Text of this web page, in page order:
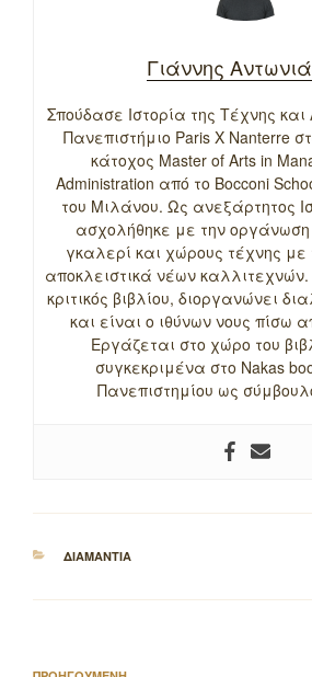
Γιάννης
Σπούδασε Ιστορία της Τέχνης
Πανεπιστήμιο Paris X Nanterre
κάτοχος Master of Arts in
Administration από το Bocconi
του Μιλάνου. Ως ανεξάρτητος
ασχολήθηκε με την
γκαλερί και χώρους τέχνης με
αποκλειστικά νέων
κριτικός βιβλίου, διοργανώνει
και είναι ο ιθύνων νους πίσω
Εργάζεται στο χώρο του
συγκεκριμένα στο Nakas
Πανεπιστημίου ως
ΚΑΤΗΓΟΡΙΕΣ
ΔΙΑΜΑΝΤΙΑ